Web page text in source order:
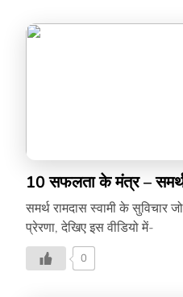
10 सफलता के मंत्र – समर्थ
समर्थ रामदास स्वामी के सुविचार
प्रेरणा, देखिए इस वीडियो में-
0